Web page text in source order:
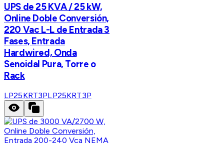
UPS de 25 KVA / 25 kW,
Online Doble Conversión,
220 Vac L-L de Entrada 3
Fases, Entrada
Hardwired, Onda
Senoidal Pura, Torre o
Rack
LP25KRT3PLP25KRT3P